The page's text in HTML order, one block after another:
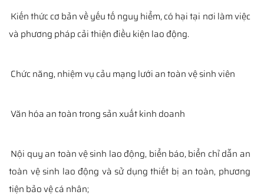
Kiến thức cơ bản về yếu tố nguy hiểm, có hại tại nơi làm việc
và phương pháp cải thiện điều kiện lao động.
Chức năng, nhiệm vụ cảu mạng lưới an toàn vệ sinh viên
Văn hóa an toàn trong sản xuất kinh doanh
Nội quy an toàn vệ sinh lao động, biển báo, biển chỉ dẫn an
toàn vệ sinh lao động và sử dụng thiết bị an toàn, phương
tiện bảo vệ cá nhân;